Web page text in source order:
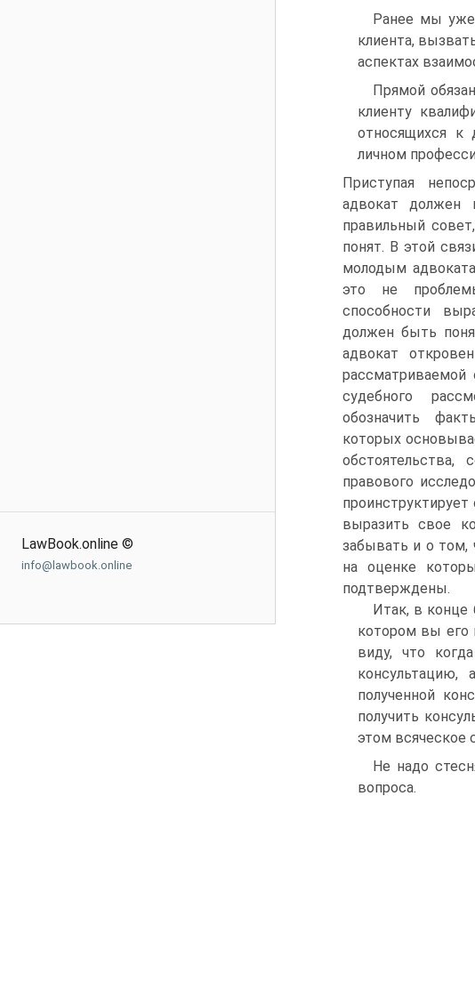
LawBook.online ©
info@lawbook.online
Ранее мы уже
клиента,
аспектах
Прямой
клиенту
относящихся к
личном
Приступая
адвокат должен
правильный
понят. В этой
молодым
это не
способности
должен быть
адвокат
судебного
обозначить
которых
обстоятельства,
правового
выразить свое
забывать и о том,
на оценке
подтверждены.
Итак, в конце
котором вы его
виду, что
полученной
получить
этом всяческое
Не надо
вопроса.